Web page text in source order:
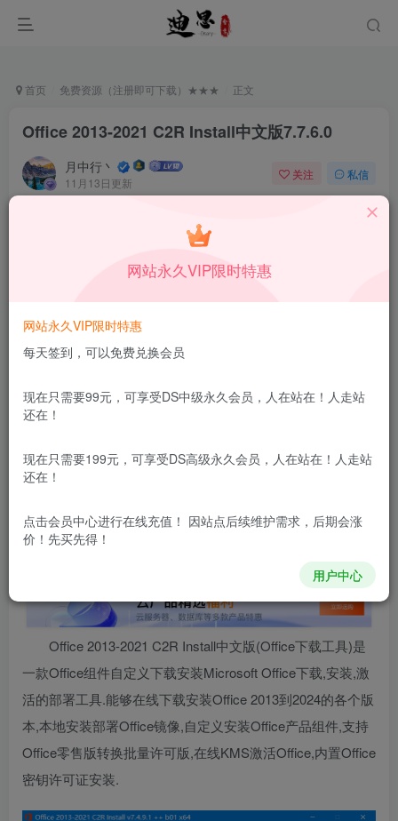
首页 免费资源（注册即可下载）★★★ 正文
Office 2013-2021 C2R Install中文版7.7.6.0
月中行丶
11月13日更新
关注 私信
Office 2013-2021 C2R Install中文版7.7.6.0
此内容为免费资源，请登录后查看
更新及时
本站所有内容来自互联网收集，仅供用于学习和交流，请勿用
用途。如有侵权、不妥之处，请第一时间联系我们删除！Q群：
Office 2013-2021 C2R Install中文版(Office下载工具)是
一款Office组件自定义下载安装Microsoft Office下载,安装,激
活的部署工具.能够在线下载安装Office 2013到2024的各个版
本,本地安装部署Office镜像,自定义安装Office产品组件,支持
Office零售版转换批量许可版,在线KMS激活Office,内置Office
密钥许可证安装.
网站永久VIP限时特惠
网站永久VIP限时特惠
每天签到，可以免费兑换会员
现在只需要99元，可享受DS中级永久会员，人在站在！人走站
还在！
现在只需要199元，可享受DS高级永久会员，人在站在！人走站
还在！
点击会员中心进行在线充值！ 因站点后续维护需求，后期会涨
价！先买先得！
用户中心